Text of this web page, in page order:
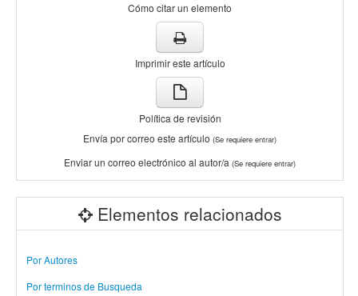
Cómo citar un elemento
Imprimir este artículo
Política de revisión
Envía por correo este artículo (Se requiere entrar)
Enviar un correo electrónico al autor/a (Se requiere entrar)
Elementos relacionados
Por Autores
Por terminos de Busqueda